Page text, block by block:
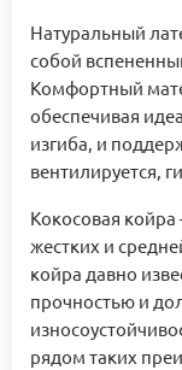
Натуральный
собой
Комфортный
обеспечивая
изгиба, и
вентилируется,
Кокосовая
жестких и
койра давно
прочностью и
рядом таких